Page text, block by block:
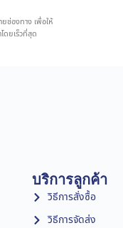
ช่องทาง เพื่อให้
ดยเร็วที่สุด
บริการลูกค้า
วิธีการสั่งซื้อ
วิธีการจัดส่ง